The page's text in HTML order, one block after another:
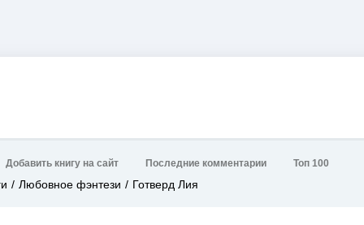
Добавить книгу на сайт Последние комментарии Топ 100
Любовное фэнтези Готверд Лия